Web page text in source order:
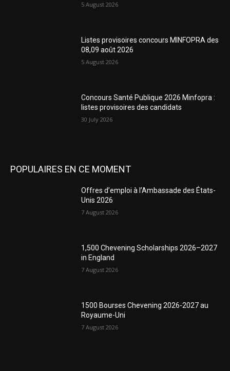
5 August 2026
Listes provisoires concours MINFOPRA des
08,09 août 2026
5 August 2026
Concours Santé Publique 2026 Minfopra :
listes provisoires des candidats
30 July 2026
POPULAIRES EN CE MOMENT
Offres d’emploi à l’Ambassade des États-
Unis 2026
7 August 2026
1,500 Chevening Scholarships 2026–2027
in England
7 August 2026
1500 Bourses Chevening 2026-2027 au
Royaume-Uni
7 August 2026